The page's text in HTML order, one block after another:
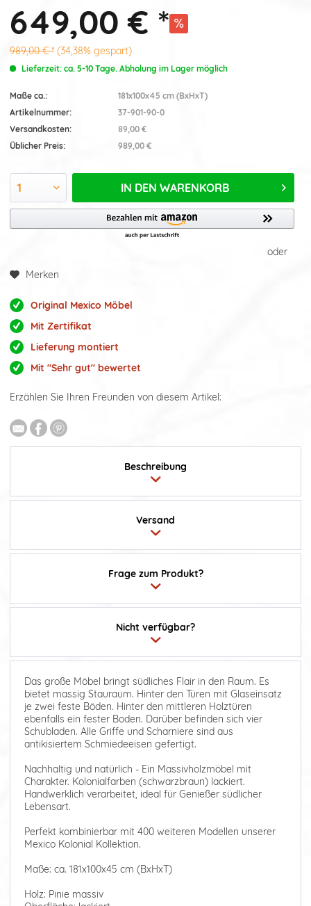
649,00 € *
989,00 € * (34,38% gespart)
Lieferzeit: ca. 5-10 Tage. Abholung im Lager möglich
Maße ca.:
181x100x45 cm (BxHxT)
Artikelnummer:
37-901-90-0
Versandkosten:
89,00 €
Üblicher Preis:
989,00 €
IN DEN WARENKORB
oder
Merken
Original Mexico Möbel
Mit Zertifikat
Lieferung montiert
Mit "Sehr gut" bewertet
Erzählen Sie Ihren Freunden von diesem Artikel:
Beschreibung
Frage zum Produkt?
Versand
Nicht verfügbar?
Das große Möbel bringt südliches Flair in den Raum. Es
bietet massig Stauraum. Hinter den Türen mit Glaseinsatz
je zwei feste Böden. Hinter den mittleren Holztüren
ebenfalls ein fester Boden. Darüber befinden sich vier
Schubladen. Alle Griffe und Scharniere sind aus
antikisiertem Schmiedeeisen gefertigt.
Nachhaltig und natürlich - Ein Massivholzmöbel mit
Charakter. Kolonialfarben (schwarzbraun) lackiert.
Handwerklich verarbeitet, ideal für Genießer südlicher
Lebensart.
Perfekt kombinierbar mit 400 weiteren Modellen unserer
Mexico Kolonial Kollektion.
Maße: ca. 181x100x45 cm (BxHxT)
Holz: Pinie massiv